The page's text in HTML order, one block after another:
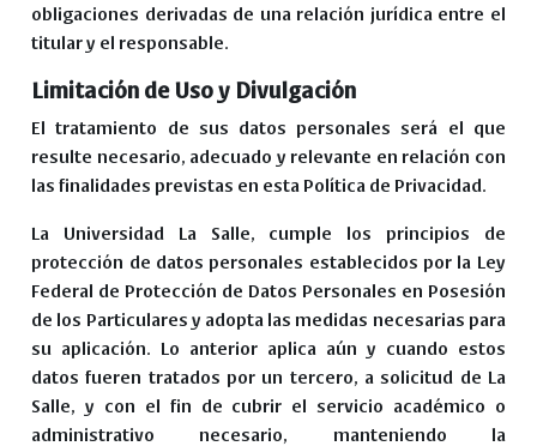
obligaciones derivadas de una relación jurídica entre el
titular y el responsable.
Limitación de Uso y Divulgación
El tratamiento de sus datos personales será el que
resulte necesario, adecuado y relevante en relación con
las finalidades previstas en esta Política de Privacidad.
La Universidad La Salle, cumple los principios de
protección de datos personales establecidos por la Ley
Federal de Protección de Datos Personales en Posesión
de los Particulares y adopta las medidas necesarias para
su aplicación. Lo anterior aplica aún y cuando estos
datos fueren tratados por un tercero, a solicitud de La
Salle, y con el fin de cubrir el servicio académico o
administrativo necesario, manteniendo la